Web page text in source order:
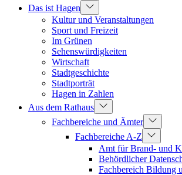
Das ist Hagen
Kultur und Veranstaltungen
Sport und Freizeit
Im Grünen
Sehenswürdigkeiten
Wirtschaft
Stadtgeschichte
Stadtporträt
Hagen in Zahlen
Aus dem Rathaus
Fachbereiche und Ämter
Fachbereiche A-Z
Amt für Brand- und
Behördlicher
Fachbereich Bildung